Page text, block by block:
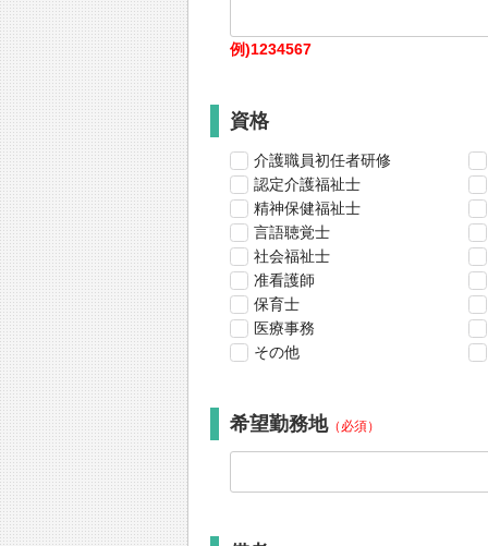
例)1234567
資格
介護職員初任者研修
認定介護福祉士
精神保健福祉士
言語聴覚士
社会福祉士
准看護師
保育士
医療事務
その他
希望勤務地（必須）